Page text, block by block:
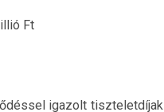
Ft
igazolt tiszteletdíjak